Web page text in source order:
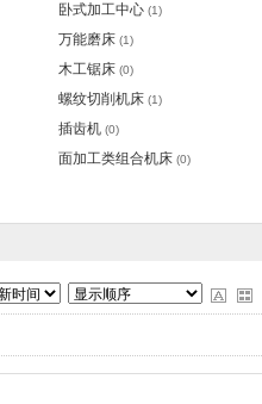
卧式加工中心 (1)
万能磨床 (1)
木工锯床 (0)
螺纹切削机床 (1)
插齿机 (0)
面加工类组合机床 (0)